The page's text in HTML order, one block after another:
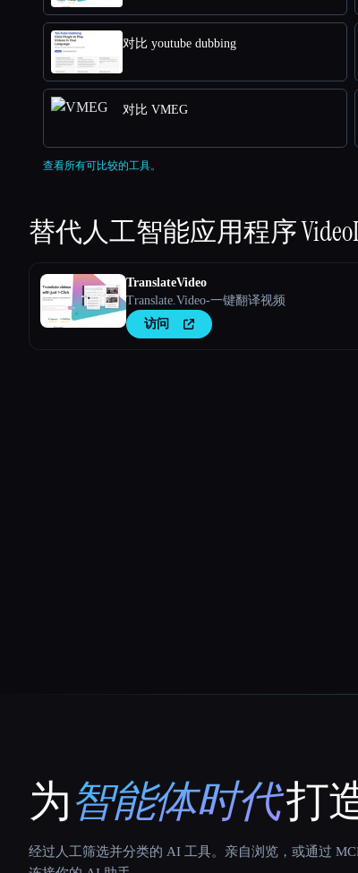
对比 youtube dubbing
对比 VMEG
查看所有可比较的工具。
替代人工智能应用程序
TranslateVideo
Translate.Video-一键翻译视频
访问
That AI Collection
为智能体时代打
经过人工筛选并分类的 AI 工具。亲自浏览，或通过